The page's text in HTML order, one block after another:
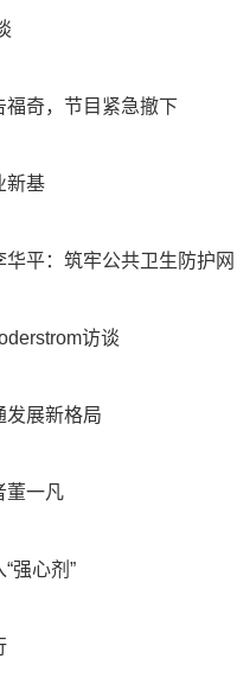
福奇，节目紧急撤下
新基
华平：筑牢公共卫生防护
访谈
发展新格局
董一凡
强心剂”